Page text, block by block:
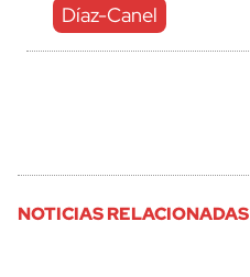
Díaz-Canel
NOTICIAS RELACIONADAS